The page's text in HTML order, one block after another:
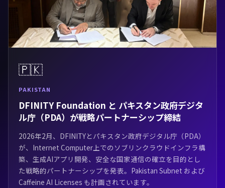
🇵🇰
PAKISTAN
DFINITY Foundation と パキスタン政府デジタ
ル庁（PDA）が戦略パートナーシップ締結
2026年2月、DFINITYとパキスタン政府デジタル庁（PDA）
が、Internet Computer上でのソブリンクラウドインフラ構
築、生成AIアプリ開発、安全な国家通信の確立を目的とし
た戦略的パートナーシップを発表。Pakistan Subnet および
Caffeine AI Licenses も計画されています。